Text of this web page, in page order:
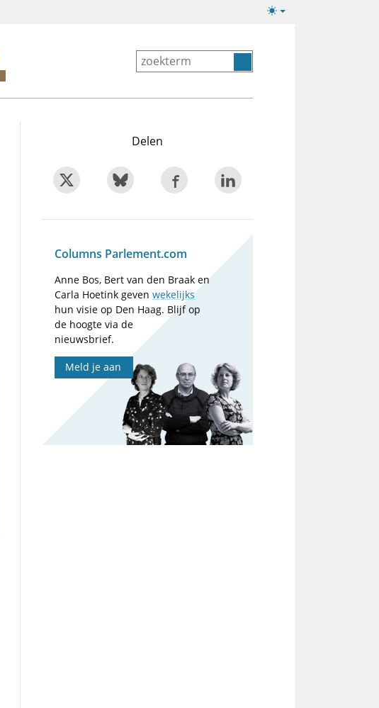
Lichte/donkere
Delen
Columns Parlement.com
Anne Bos, Bert van den Braak en
Carla Hoetink gevenwekelijks
hun visie op Den Haag. Blijf op
de hoogte via de
nieuwsbrief.
Meld je aan